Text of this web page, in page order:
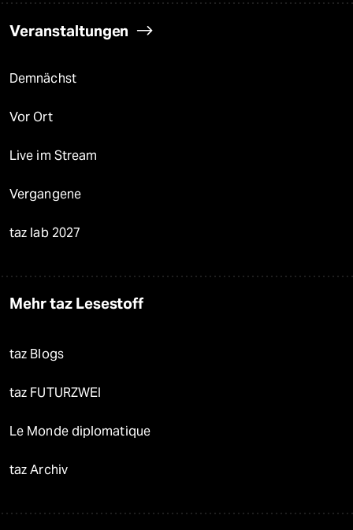
Veranstaltungen
Demnächst
Vor Ort
Live im Stream
Vergangene
taz lab 2027
Mehr taz Lesestoff
taz Blogs
taz FUTURZWEI
Le Monde diplomatique
taz Archiv